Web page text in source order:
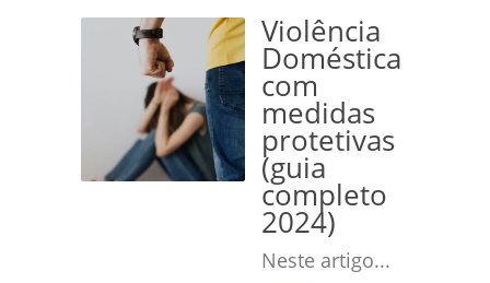
Violência
Doméstica
com
medidas
protetivas
(guia
completo
2024)
Neste artigo...